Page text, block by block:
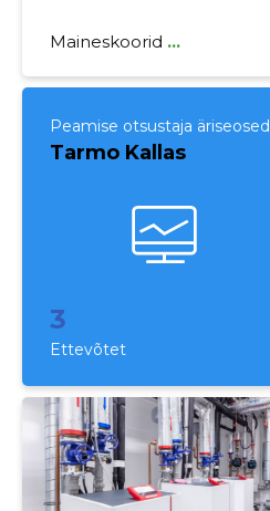
Maineskoorid ...
Peamise otsustaja äriseosed
Tarmo Kallas
3
Ettevõtet